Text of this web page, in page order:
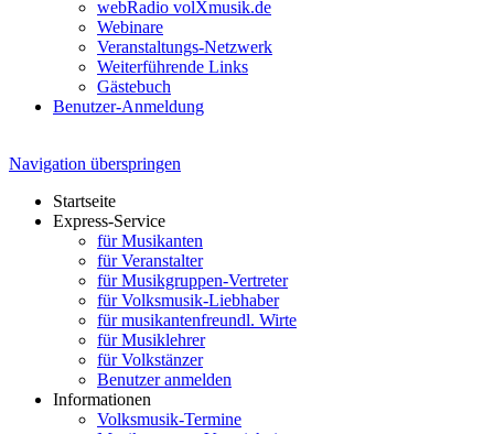
webRadio volXmusik.de
Webinare
Veranstaltungs-Netzwerk
Weiterführende Links
Gästebuch
Benutzer-Anmeldung
Navigation überspringen
Startseite
Express-Service
für Musikanten
für Veranstalter
für Musikgruppen-Vertreter
für Volksmusik-Liebhaber
für musikantenfreundl. Wirte
für Musiklehrer
für Volkstänzer
Benutzer anmelden
Informationen
Volksmusik-Termine